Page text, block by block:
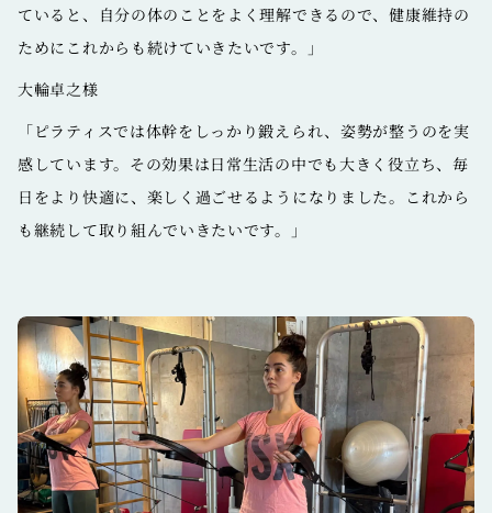
ていると、自分の体のことをよく理解できるので、健康維持の
ためにこれからも続けていきたいです。」
大輪卓之様
「ピラティスでは体幹をしっかり鍛えられ、姿勢が整うのを実
感しています。その効果は日常生活の中でも大きく役立ち、毎
日をより快適に、楽しく過ごせるようになりました。これから
も継続して取り組んでいきたいです。」